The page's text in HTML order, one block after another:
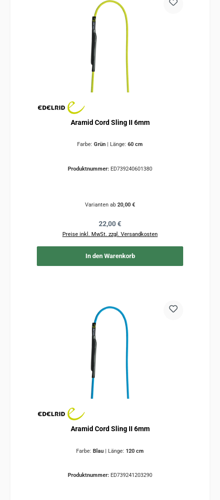
Aramid Cord Sling II 6mm
Farbe: Grün Länge: 60 cm
Produktnummer: ED739240601380
Varianten ab 20,00 €
Regulärer Preis:
22,00 €
Preise inkl. MwSt. zzgl. Versandkosten
In den Warenkorb
Aramid Cord Sling II 6mm
Farbe: Blau | Länge: 120 cm
Produktnummer: ED739241203290